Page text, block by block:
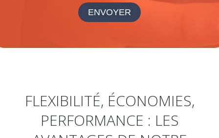
FLEXIBILITÉ, ÉCONOMIES,
PERFORMANCE : LES